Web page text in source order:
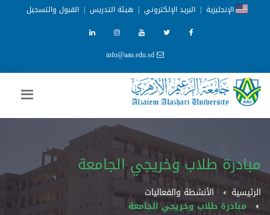
الإنجليزية | البريد الإلكتروني | هيئة التدريس | القبول والتسجيل
مبادرة طلاب وخريجي الجامعة
الرئيسية
الأنشطة والفعاليات
مبادرة طلاب وخريجي الجامعة